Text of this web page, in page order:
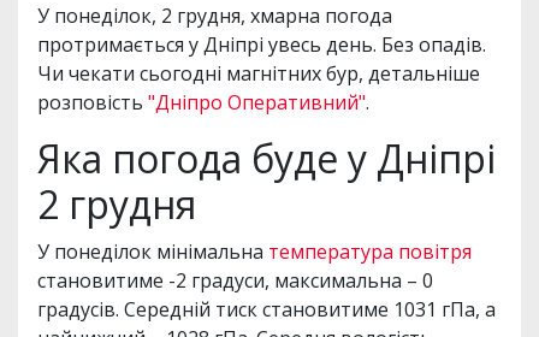
У понеділок, 2 грудня, хмарна погода
протримається у Дніпрі увесь день. Без опадів.
Чи чекати сьогодні магнітних бур, детальніше
розповість "Дніпро Оперативний".
Яка погода буде у Дніпрі
2 грудня
У понеділок мінімальна температура повітря
становитиме -2 градуси, максимальна – 0
градусів. Середній тиск становитиме 1031 гПа, а